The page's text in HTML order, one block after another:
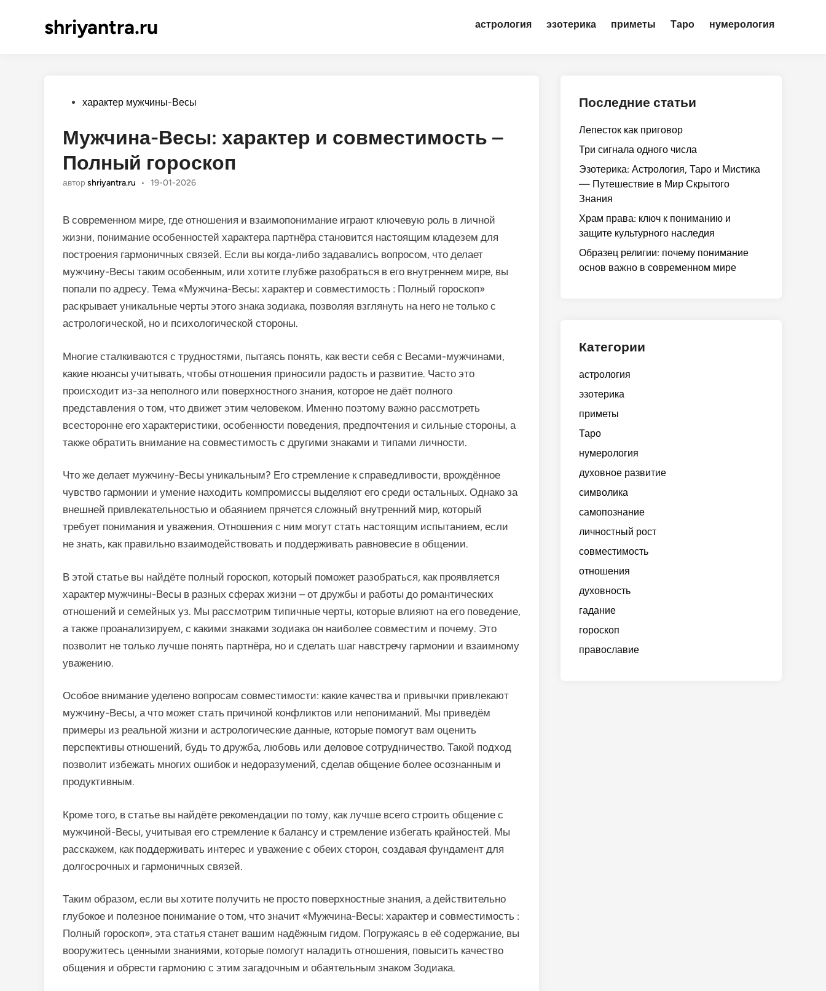
shriyantra.ru астрология эзотерика приметы Таро нумерология
Опубликовано
характер мужчины-Весы
Мужчина-Весы: характер и совместимость –
Полный гороскоп
автор shriyantra.ru • 19-01-2026
В современном мире, где отношения и взаимопонимание играют ключевую роль в личной
жизни, понимание особенностей характера партнёра становится настоящим кладезем для
построения гармоничных связей. Если вы когда-либо задавались вопросом, что делает
мужчину-Весы таким особенным, или хотите глубже разобраться в его внутреннем мире, вы
попали по адресу. Тема «Мужчина-Весы: характер и совместимость : Полный гороскоп»
раскрывает уникальные черты этого знака зодиака, позволяя взглянуть на него не только с
астрологической, но и психологической стороны.
Многие сталкиваются с трудностями, пытаясь понять, как вести себя с Весами-мужчинами,
какие нюансы учитывать, чтобы отношения приносили радость и развитие. Часто это
происходит из-за неполного или поверхностного знания, которое не даёт полного
представления о том, что движет этим человеком. Именно поэтому важно рассмотреть
всесторонне его характеристики, особенности поведения, предпочтения и сильные стороны, а
также обратить внимание на совместимость с другими знаками и типами личности.
Что же делает мужчину-Весы уникальным? Его стремление к справедливости, врождённое
чувство гармонии и умение находить компромиссы выделяют его среди остальных. Однако за
внешней привлекательностью и обаянием прячется сложный внутренний мир, который
требует понимания и уважения. Отношения с ним могут стать настоящим испытанием, если
не знать, как правильно взаимодействовать и поддерживать равновесие в общении.
В этой статье вы найдёте полный гороскоп, который поможет разобраться, как проявляется
характер мужчины-Весы в разных сферах жизни – от дружбы и работы до романтических
отношений и семейных уз. Мы рассмотрим типичные черты, которые влияют на его поведение,
а также проанализируем, с какими знаками зодиака он наиболее совместим и почему. Это
позволит не только лучше понять партнёра, но и сделать шаг навстречу гармонии и взаимному
уважению.
Особое внимание уделено вопросам совместимости: какие качества и привычки привлекают
мужчину-Весы, а что может стать причиной конфликтов или непониманий. Мы приведём
примеры из реальной жизни и астрологические данные, которые помогут вам оценить
перспективы отношений, будь то дружба, любовь или деловое сотрудничество. Такой подход
позволит избежать многих ошибок и недоразумений, сделав общение более осознанным и
продуктивным.
Кроме того, в статье вы найдёте рекомендации по тому, как лучше всего строить общение с
мужчиной-Весы, учитывая его стремление к балансу и стремление избегать крайностей. Мы
расскажем, как поддерживать интерес и уважение с обеих сторон, создавая фундамент для
долгосрочных и гармоничных связей.
Таким образом, если вы хотите получить не просто поверхностные знания, а действительно
глубокое и полезное понимание о том, что значит «Мужчина-Весы: характер и совместимость :
Полный гороскоп», эта статья станет вашим надёжным гидом. Погружаясь в её содержание, вы
вооружитесь ценными знаниями, которые помогут наладить отношения, повысить качество
общения и обрести гармонию с этим загадочным и обаятельным знаком Зодиака.
Последние статьи
Лепесток как приговор
Три сигнала одного числа
Эзотерика: Астрология, Таро и Мистика
— Путешествие в Мир Скрытого
Знания
Храм права: ключ к пониманию и
защите культурного наследия
Образец религии: почему понимание
основ важно в современном мире
Категории
астрология
эзотерика
приметы
Таро
нумерология
духовное развитие
символика
самопознание
личностный рост
совместимость
отношения
духовность
гадание
гороскоп
православие